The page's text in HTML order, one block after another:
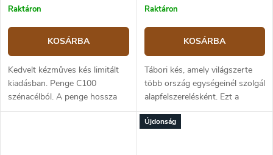
Raktáron
KOSÁRBA
Kedvelt kézműves kés limitált
kiadásban. Penge C100
szénacélból. A penge hossza
9,1 cm, a teljes hossz 20,5 cm.
Raktáron
KOSÁRBA
Tábori kés, amely világszerte
több ország egységeinél szolgál
alapfelszerelésként. Ezt a
klasszikus kést 1975-ben
fejlesztették ki az osztrák
Újdonság